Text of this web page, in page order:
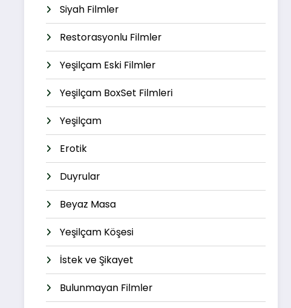
Siyah Filmler
Restorasyonlu Filmler
Yeşilçam Eski Filmler
Yeşilçam BoxSet Filmleri
Yeşilçam
Erotik
Duyrular
Beyaz Masa
Yeşilçam Köşesi
İstek ve Şikayet
Bulunmayan Filmler